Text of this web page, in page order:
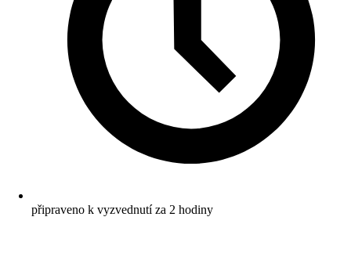
připraveno k vyzvednutí za 2 hodiny